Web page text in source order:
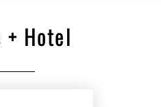
+ Hotel